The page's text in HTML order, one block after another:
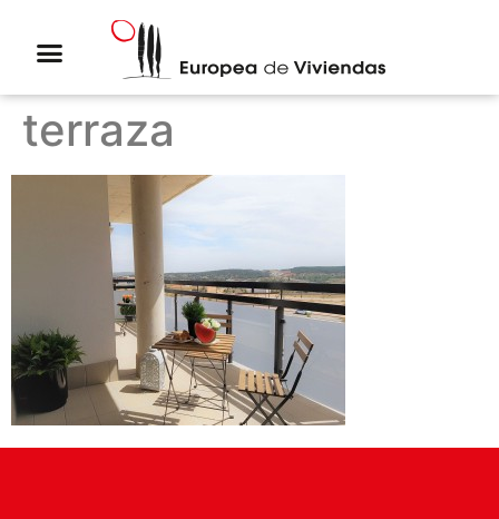
terraza